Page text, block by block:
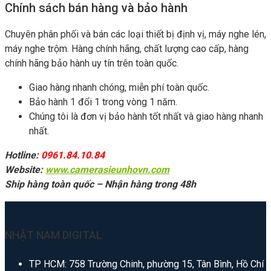
Chính sách bán hàng và bảo hành
Chuyên phân phối và bán các loại thiết bị định vị, máy nghe lén,
máy nghe trộm. Hàng chính hãng, chất lượng cao cấp, hàng
chính hãng bảo hành uy tín trên toàn quốc.
Giao hàng nhanh chóng, miễn phí toàn quốc.
Bảo hành 1 đổi 1 trong vòng 1 năm.
Chúng tôi là đơn vị bảo hành tốt nhất và giao hàng nhanh
nhất.
Hotline: 0961.84.10.84
Website: www.camerasieunhovn.com
Ship hàng toàn quốc – Nhận hàng trong 48h
NHẬT NAM DIGITAL
TP HCM: 758 Trường Chinh, phường 15, Tân Bình, Hồ Chí